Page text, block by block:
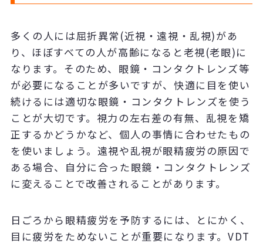
多くの人には屈折異常(近視・遠視・乱視)があ
り、ほぼすべての人が高齢になると老視(老眼)に
なります。そのため、眼鏡・コンタクトレンズ等
が必要になることが多いですが、快適に目を使い
続けるには適切な眼鏡・コンタクトレンズを使う
ことが大切です。視力の左右差の有無、乱視を矯
正するかどうかなど、個人の事情に合わせたもの
を使いましょう。遠視や乱視が眼精疲労の原因で
ある場合、自分に合った眼鏡・コンタクトレンズ
に変えることで改善されることがあります。
日ごろから眼精疲労を予防するには、とにかく、
目に疲労をためないことが重要になります。VDT